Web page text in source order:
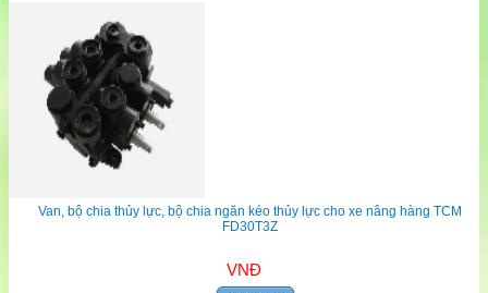
Van, bộ chia thủy lực, bộ chia ngăn kéo thủy lực cho xe nâng hàng TCM
FD30T3Z
VNĐ